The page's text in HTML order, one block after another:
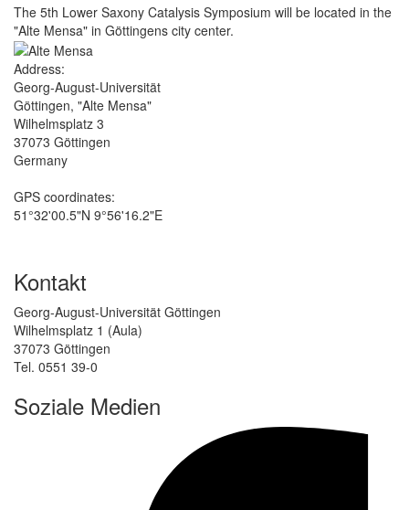
The 5th Lower Saxony Catalysis Symposium will be located in the
"Alte Mensa" in Göttingens city center.
Address:
Georg-August-Universität
Göttingen, "Alte Mensa"
Wilhelmsplatz 3
37073 Göttingen
Germany
GPS coordinates:
51°32'00.5"N 9°56'16.2"E
Kontakt
Georg-August-Universität Göttingen
Wilhelmsplatz 1 (Aula)
37073 Göttingen
Tel. 0551 39-0
Soziale Medien